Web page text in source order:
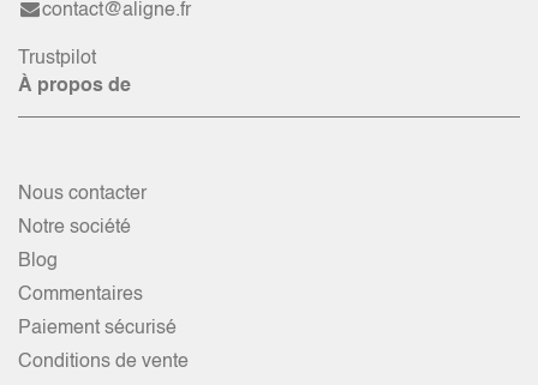
contact@aligne.fr
Trustpilot
À propos de
Nous contacter
Notre société
Blog
Commentaires
Paiement sécurisé
Conditions de vente